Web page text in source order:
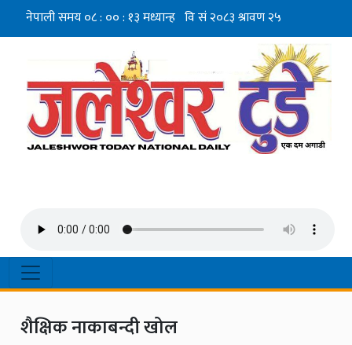
शैक्षिक नाकाबन्दी खोल